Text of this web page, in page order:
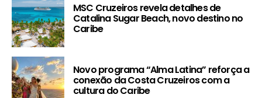
MSC Cruzeiros revela detalhes de
Catalina Sugar Beach, novo destino no
Caribe
Novo programa “Alma Latina” reforça a
conexão da Costa Cruzeiros com a
cultura do Caribe